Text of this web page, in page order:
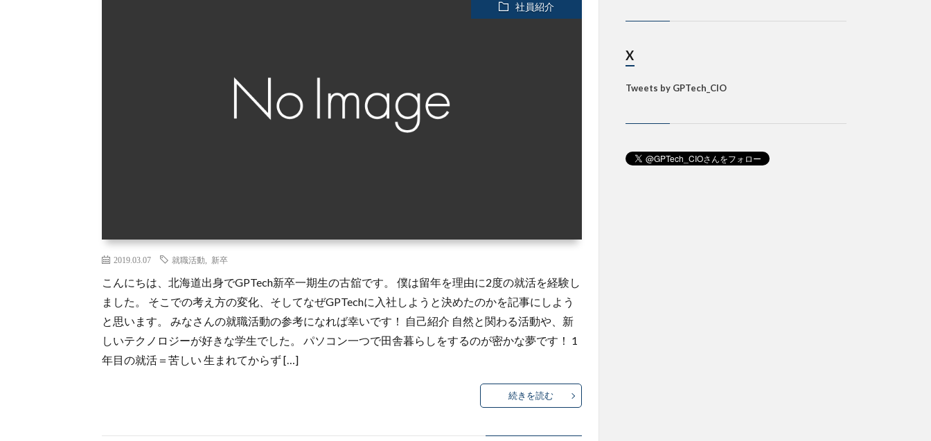
社員紹介
2019.03.07 就職活動 新卒
こんにちは、北海道出身でGPTech新卒一期生の古舘です。 僕は留年を理由に2度の就活を経験し
ました。 そこでの考え方の変化、そしてなぜGPTechに入社しようと決めたのかを記事にしよう
と思います。 みなさんの就職活動の参考になれば幸いです！ 自己紹介 自然と関わる活動や、新
しいテクノロジーが好きな学生でした。 パソコン一つで田舎暮らしをするのが密かな夢です！ 1
年目の就活＝苦しい 生まれてからず […]
続きを読む
X
Tweets by GPTech_CIO